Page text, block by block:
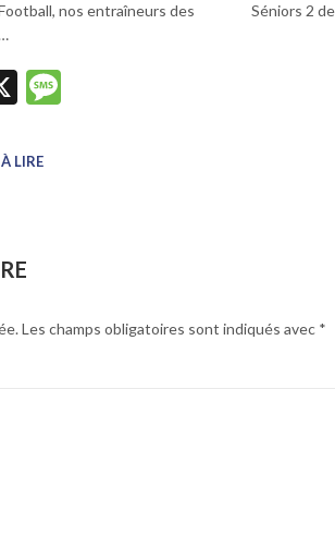
nos entraîneurs des
X Message
LIRE
Séniors 2
Les champs obligatoires sont indiqués avec *